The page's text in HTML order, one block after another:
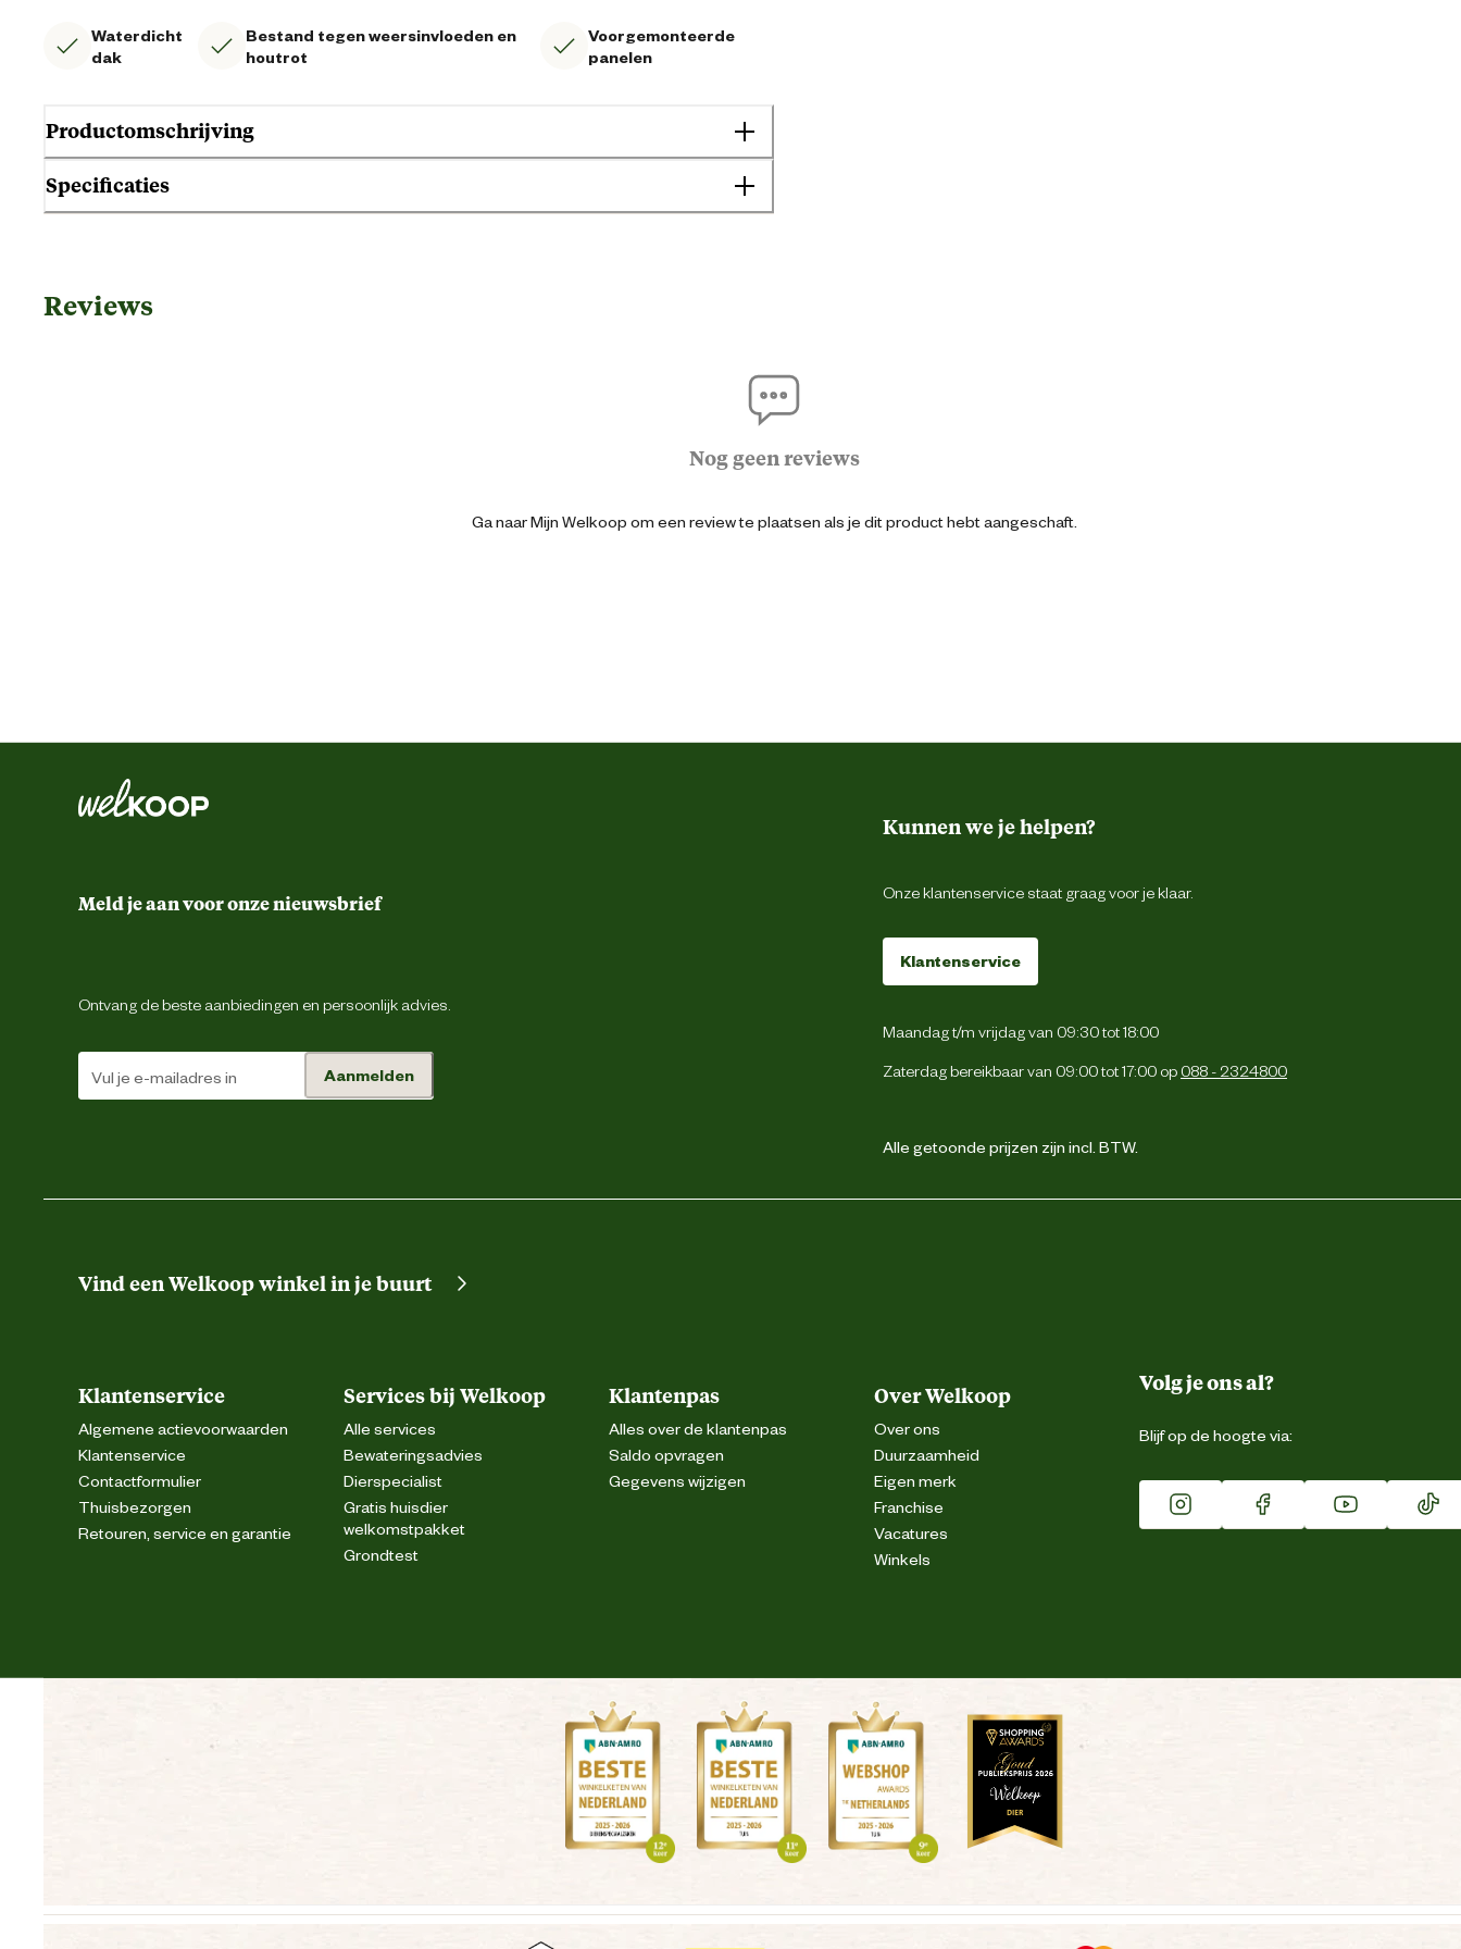
Waterdicht
dak
Bestand tegen weersinvloeden en
houtrot
Voorgemonteerde
panelen
Productomschrijving
Specificaties
Ean
Reviews
Nog geen reviews
Ga naar Mijn Welkoop om een review te plaatsen als je dit product hebt aangeschaft.
Meld je aan voor onze nieuwsbrief
Ontvang de beste aanbiedingen en persoonlijk advies.
Aanmelden
Kunnen we je helpen?
Onze klantenservice staat graag voor je klaar.
Klantenservice
Maandag t/m vrijdag van 09:30 tot 18:00
Zaterdag bereikbaar van 09:00 tot 17:00 op 088 - 2324800
Alle getoonde prijzen zijn incl. BTW.
Vind een Welkoop winkel in je buurt
Klantenservice
Algemene actievoorwaarden
Klantenservice
Contactformulier
Thuisbezorgen
Retouren, service en garantie
Services bij Welkoop
Alle services
Bewateringsadvies
Dierspecialist
Gratis huisdier
welkomstpakket
Grondtest
Klantenpas
Alles over de klantenpas
Saldo opvragen
Gegevens wijzigen
Over Welkoop
Over ons
Duurzaamheid
Eigen merk
Franchise
Vacatures
Winkels
Volg je ons al?
Blijf op de hoogte via: